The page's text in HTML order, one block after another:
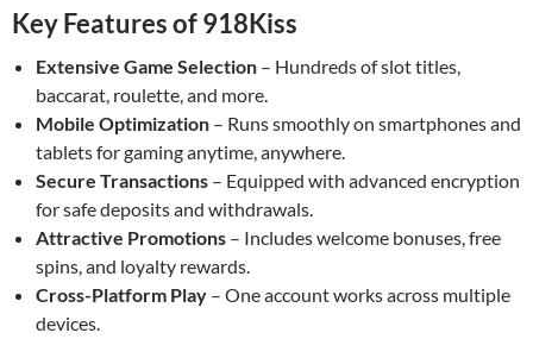
Key Features of 918Kiss
Extensive Game Selection – Hundreds of slot titles,
baccarat, roulette, and more.
Mobile Optimization – Runs smoothly on smartphones and
tablets for gaming anytime, anywhere.
Secure Transactions – Equipped with advanced encryption
for safe deposits and withdrawals.
Attractive Promotions – Includes welcome bonuses, free
spins, and loyalty rewards.
Cross-Platform Play – One account works across multiple
devices.